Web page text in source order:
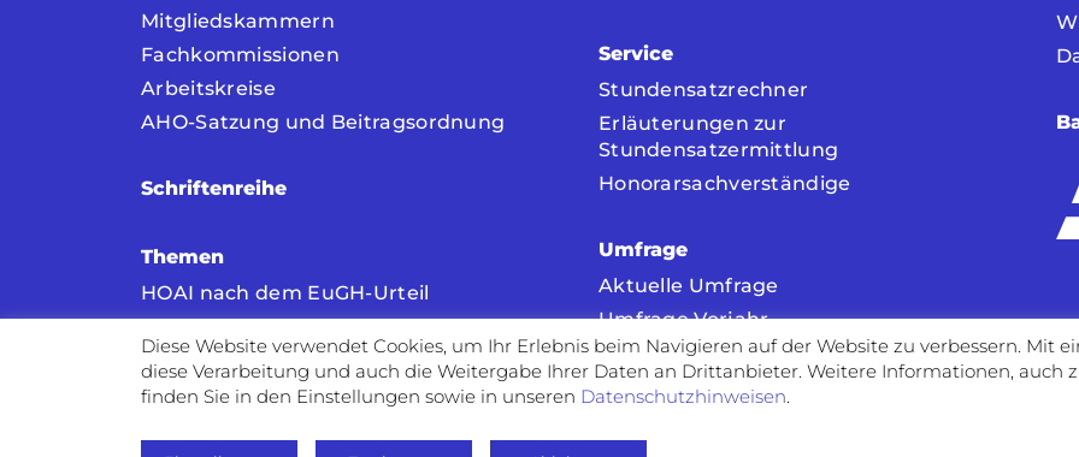
Mitgliedskammern
Fachkommissionen
Arbeitskreise
AHO-Satzung und Beitragsordnung
Schriftenreihe
Themen
HOAI nach dem EuGH-Urteil
HOAI
Vergabe
Building Information Modeling (BIM)
Service
Stundensatzrechner
Erläuterungen zur
Stundensatzermittlung
Honorarsachverständige
Umfrage
Aktuelle Umfrage
Umfrage Vorjahr
Diese Website verwendet Cookies, um Ihr Erlebnis beim Navigieren auf der Website zu verbessern. Mit
diese Verarbeitung und auch die Weitergabe Ihrer Daten an Drittanbieter. Weitere Informationen,
finden Sie in den Einstellungen sowie in unseren Datenschutzhinweisen.